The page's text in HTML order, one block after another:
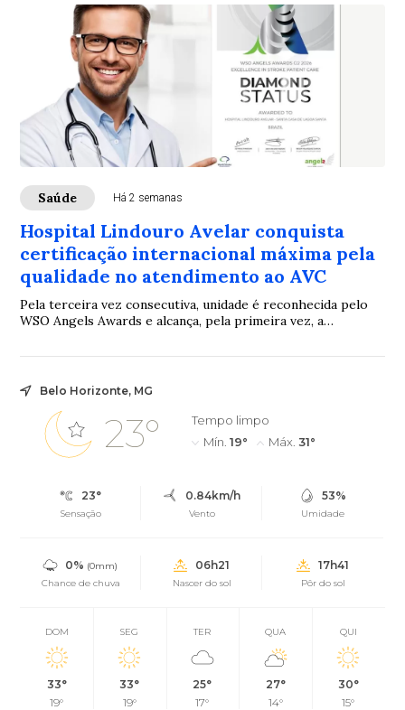
Saúde Há 2 semanas
Hospital Lindouro Avelar conquista
certificação internacional máxima pela
qualidade no atendimento ao AVC
Pela terceira vez consecutiva, unidade é reconhecida pelo
WSO Angels Awards e alcança, pela primeira vez, a
Belo Horizonte, MG
23°
Tempo limpo
Mín. 19° Máx. 31°
23°
Sensação
0.84km/h
Vento
53%
Umidade
0% (0mm)
Chance de chuva
06h21
Nascer do sol
17h41
Pôr do sol
DOM
33°
19°
SEG
33°
19°
TER
25°
17°
QUA
27°
14°
QUI
30°
15°